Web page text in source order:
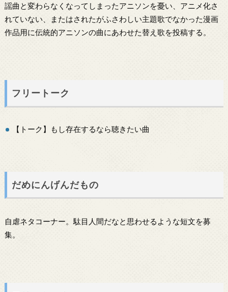
謡曲と変わらなくなってしまったアニソンを憂い、アニメ化さ
れていない、またはされたがふさわしい主題歌でなかった漫画
作品用に伝統的アニソンの曲にあわせた替え歌を投稿する。
フリートーク
【トーク】もし存在するなら聴きたい曲
だめにんげんだもの
自虐ネタコーナー。駄目人間だなと思わせるような短文を募
集。